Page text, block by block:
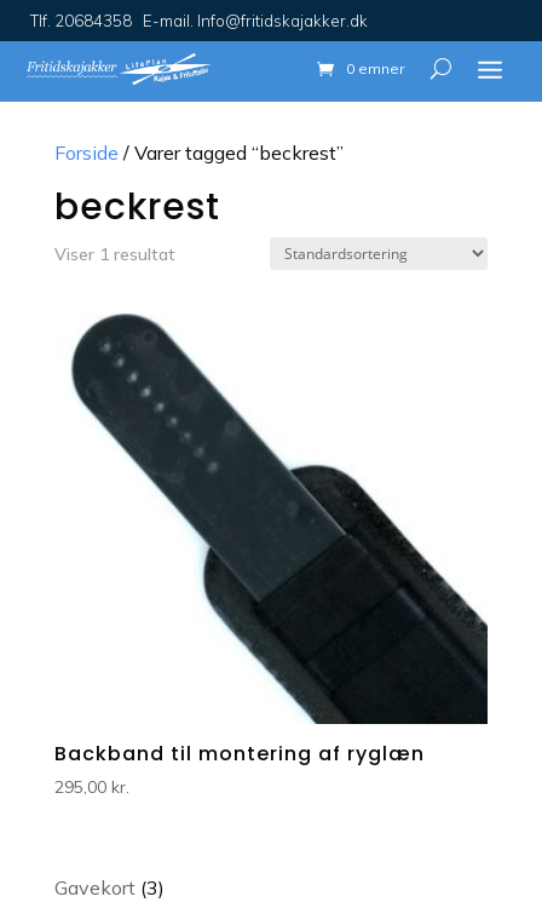
Tlf. 20684358 E-mail. Info@fritidskajakker.dk
0 emner
Forside / Varer tagged “beckrest”
beckrest
Viser 1 resultat
Backband til montering af ryglæn
295,00 kr.
Gavekort 33